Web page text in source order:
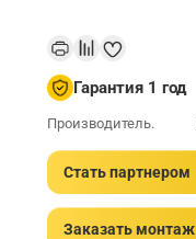
Гарантия 1 год
Производитель.
Стать партнером
Заказать монтаж